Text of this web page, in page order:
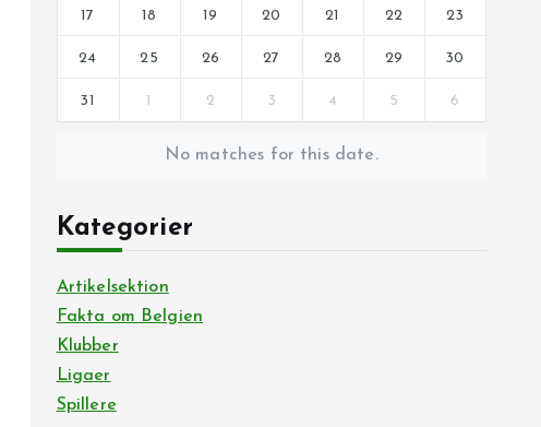
17 18 19 20 21 22 23
24 25 26 27 28 29 30
31 1 2 3 4 5 6
No matches for this date.
Kategorier
Artikelsektion
Fakta om Belgien
Klubber
Ligaer
Spillere